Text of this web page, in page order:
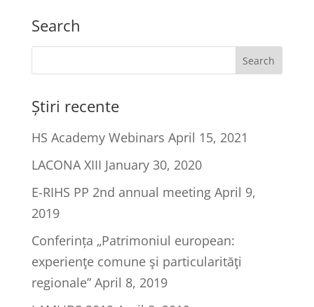
Search
Știri recente
HS Academy Webinars April 15, 2021
LACONA XIII January 30, 2020
E-RIHS PP 2nd annual meeting April 9,
2019
Conferința „Patrimoniul european:
experienţe comune şi particularităţi
regionale” April 8, 2019